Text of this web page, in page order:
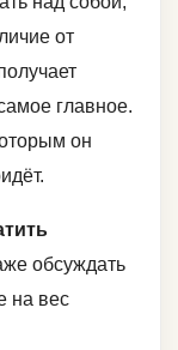
от
главное.
он
обсуждать
на вес